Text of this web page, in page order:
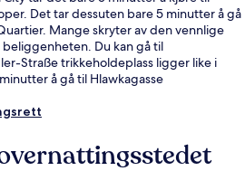
Det tar dessuten bare 5 minutter å gå
Mange skryter av den vennlige
Du kan gå til
Straße trikkeholdeplass ligger like i
å gå til Hlawkagasse